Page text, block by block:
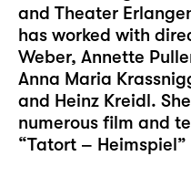
and Theater
has worked with
Weber, Annette
Anna Maria
and Heinz Kreidl.
numerous film and
“Tatort – Heimspiel”